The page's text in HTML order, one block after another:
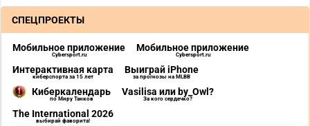
СПЕЦПРОЕКТЫ
Мобильное приложение
Cybersport.ru
Мобильное приложение
Cybersport.ru
Интерактивная карта
киберспорта за 15 лет
Выиграй iPhone
за прогнозы на MLBB
Киберкалендарь
по Миру Танков
Vasilisa или by_Owl?
За кого сердечко?
The International 2026
выбирай фаворита!